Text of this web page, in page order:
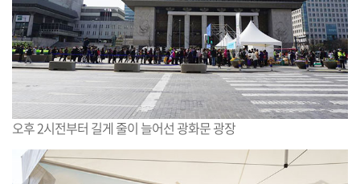
오후 2시전부터 길게 줄이 늘어선 광화문 광장